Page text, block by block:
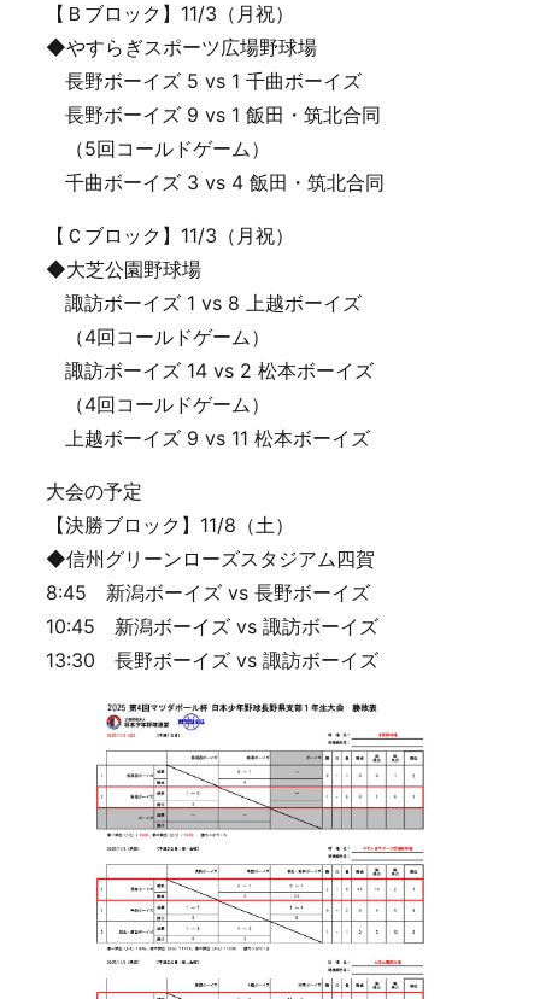
【Ｂブロック】11/3（月祝）
◆やすらぎスポーツ広場野球場
長野ボーイズ 5 vs 1 千曲ボーイズ
長野ボーイズ 9 vs 1 飯田・筑北合同
（5回コールドゲーム）
千曲ボーイズ 3 vs 4 飯田・筑北合同
【Ｃブロック】11/3（月祝）
◆大芝公園野球場
諏訪ボーイズ 1 vs 8 上越ボーイズ
（4回コールドゲーム）
諏訪ボーイズ 14 vs 2 松本ボーイズ
（4回コールドゲーム）
上越ボーイズ 9 vs 11 松本ボーイズ
大会の予定
【決勝ブロック】11/8（土）
◆信州グリーンローズスタジアム四賀
8:45 新潟ボーイズ vs 長野ボーイズ
10:45 新潟ボーイズ vs 諏訪ボーイズ
13:30 長野ボーイズ vs 諏訪ボーイズ